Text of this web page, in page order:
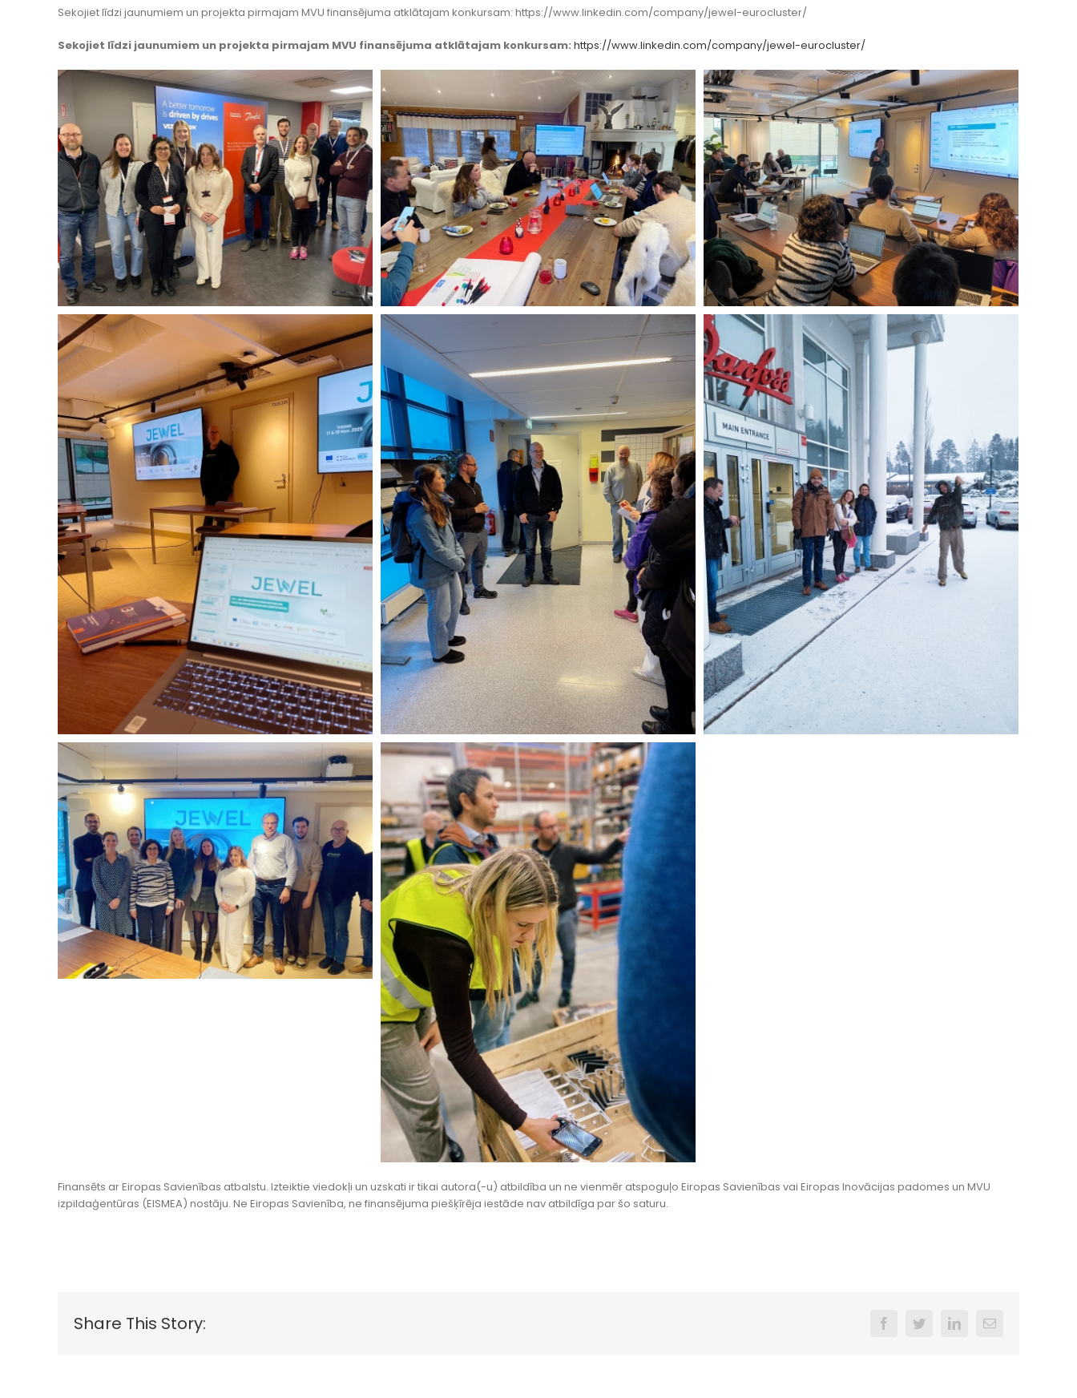
Sekojiet līdzi jaunumiem un projekta pirmajam MVU finansējuma atklātajam konkursam: https://www.linkedin.com/company/jewel-eurocluster/
Sekojiet līdzi jaunumiem un projekta pirmajam MVU finansējuma atklātajam konkursam: https://www.linkedin.com/company/jewel-eurocluster/
Finansēts ar Eiropas Savienības atbalstu. Izteiktie viedokļi un uzskati ir tikai autora(-u) atbildība un ne vienmēr atspoguļo Eiropas Savienības vai Eiropas Inovācijas padomes un MVU
izpildaģentūras (EISMEA) nostāju. Ne Eiropas Savienība, ne finansējuma piešķīrēja iestāde nav atbildīga par šo saturu.
Share This Story: FacebookTwitterLinkedInEmail